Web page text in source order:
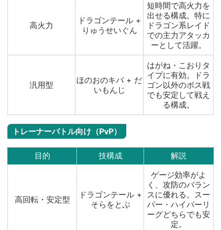
高火力
ドラゴンテール +
りゅうせいぐん
短時間で高火力を
出せる構成。特に
ドラゴン系レイド
での主力アタッカ
ーとして活躍。
汎用型
ほのおのキバ + だ
いもんじ
はがね・こおりタ
イプに有効。ドラ
ゴン以外のボス戦
でも安定して戦え
る構成。
トレーナーバトル向け（PvP）
目的 技構成 解説
高回転・安定型
ドラゴンテール +
そらをとぶ
ゲージ効率がよ
く、攻防のバラン
スに優れる。スー
パー・ハイパーリ
ーグどちらでも安
定。